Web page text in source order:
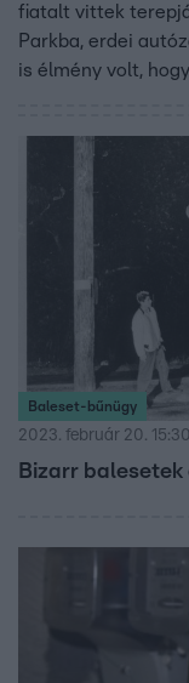
fiatalt vittek
Parkba, erdei
is élmény volt,
Baleset-bűnügy
2023. február 20. 15:30
Bizarr